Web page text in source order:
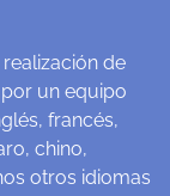
de
un equipo
francés,
chino,
otros idiomas